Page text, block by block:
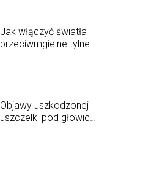
Jak włączyć światła
przeciwmgielne tylne?
Objawy uszkodzonej
uszczelki pod głowicą